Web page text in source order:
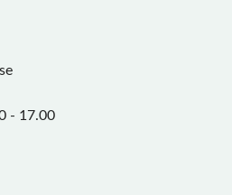
- 17.00